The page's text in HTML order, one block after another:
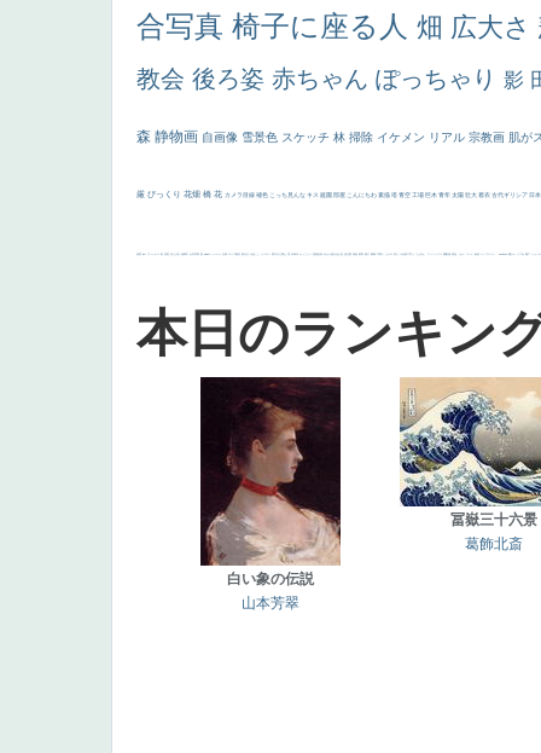
合写真 椅子に座る人 畑 広大さ
教会 後ろ姿 赤ちゃん ぽっちゃり 影
森 静物画 自画像 雪景色 スケッチ 林 掃除 イケメン リアル 宗教画 肌が
厳 びっくり 花畑 橋 花 カメラ目線 補色 こっち見んな キス 庭園 部屋 こんにちわ 素描 塔 青空 工場 巨木 青年 太陽 壮大 着衣 古代ギリシア 日
画質 last ヴィーナス 剣 白人少女 食事中 山本芳翠 麦 alciato ハーレム 女神 ローマ教皇 奥行き 火起こし シスター 東方の三博士 114514 かっこいい 受胎告知 天から覗き込む顔 設計図 挿絵 群衆 親子 裸婦 可愛い ピサロ ＃名画で学ぶ「たるみ」 ニーソックス 躍動感 黄色 こわい コート 畦道 レンブラント・ sekkusu 暖かい バブみ 靴下 ショッ
本日のランキン
白い象の伝説
山本芳翠
冨嶽三十六景
葛飾北斎